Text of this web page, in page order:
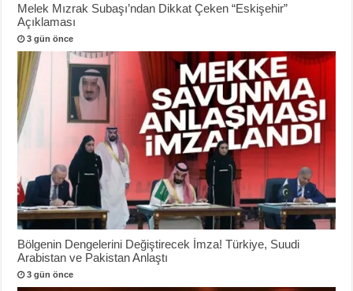
Melek Mızrak Subaşı’ndan Dikkat Çeken “Eskişehir”
Açıklaması
3 gün önce
Bölgenin Dengelerini Değiştirecek İmza! Türkiye, Suudi
Arabistan ve Pakistan Anlaştı
3 gün önce